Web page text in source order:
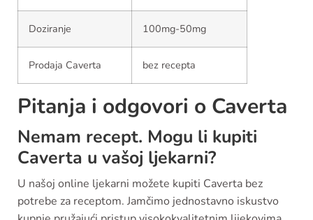
Doziranje 100mg-50mg
Prodaja Caverta bez recepta
Pitanja i odgovori o Caverta
Nemam recept. Mogu li kupiti
Caverta u vašoj ljekarni?
U našoj online ljekarni možete kupiti Caverta bez
potrebe za receptom. Jamčimo jednostavno iskustvo